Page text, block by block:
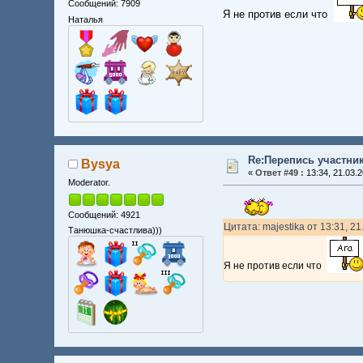
Сообщений: 7909
Наталья
Я не против если что
Bysya
Moderator.
Сообщений: 4921
Танюшка-счастлива)))
Re:Перепись
« Ответ #49 : 13:34,
Цитата: majestika от 13:31,
Я не против если что